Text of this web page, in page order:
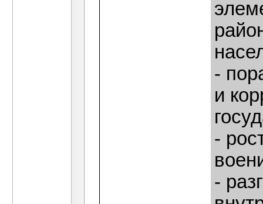
-
и
-
-